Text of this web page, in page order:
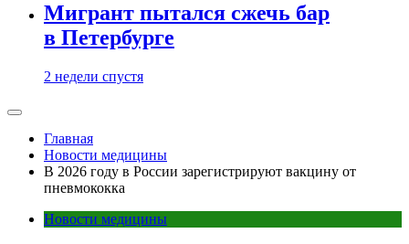
Мигрант пытался сжечь бар
в Петербурге
2 недели спустя
Главная
Новости медицины
В 2026 году в России зарегистрируют вакцину от
пневмококка
Новости медицины